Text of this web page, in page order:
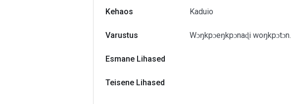
Kehaos Kaduio
Varustus Wɔŋkpɔeŋkpɔnaɖi woŋkpɔtɔn.
Esmane Lihased
Teisene Lihased